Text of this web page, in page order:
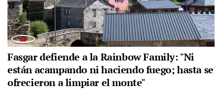
Fasgar defiende a la Rainbow Family: "Ni
están acampando ni haciendo fuego; hasta se
ofrecieron a limpiar el monte"